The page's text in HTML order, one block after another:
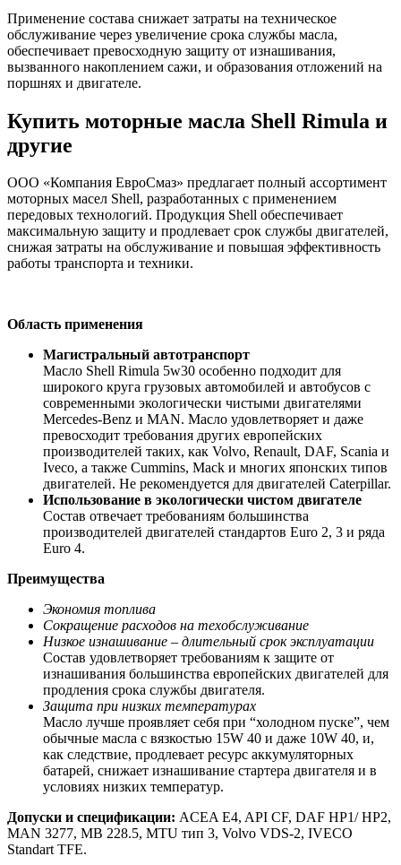
Применение состава снижает затраты на техническое
обслуживание через увеличение срока службы масла,
обеспечивает превосходную защиту от изнашивания,
вызванного накоплением сажи, и образования отложений на
поршнях и двигателе.
Купить моторные масла Shell Rimula и
другие
ООО «Компания ЕвроСмаз» предлагает полный ассортимент
моторных масел Shell, разработанных с применением
передовых технологий. Продукция Shell обеспечивает
максимальную защиту и продлевает срок службы двигателей,
снижая затраты на обслуживание и повышая эффективность
работы транспорта и техники.
Область применения
Магистральный автотранспорт
Масло Shell Rimula 5w30 особенно подходит для
широкого круга грузовых автомобилей и автобусов с
современными экологически чистыми двигателями
Mercedes-Benz и MAN. Масло удовлетворяет и даже
превосходит требования других европейских
производителей таких, как Volvo, Renault, DAF, Scania и
Iveco, а также Cummins, Mack и многих японских типов
двигателей. Не рекомендуется для двигателей Caterpillar.
Использование в экологически чистом двигателе
Состав отвечает требованиям большинства
производителей двигателей стандартов Euro 2, 3 и ряда
Euro 4.
Преимущества
Экономия топлива
Сокращение расходов на техобслуживание
Низкое изнашивание – длительный срок эксплуатации
Состав удовлетворяет требованиям к защите от
изнашивания большинства европейских двигателей для
продления срока службы двигателя.
Защита при низких температурах
Масло лучше проявляет себя при “холодном пуске”, чем
обычные масла с вязкостью 15W 40 и даже 10W 40, и,
как следствие, продлевает ресурс аккумуляторных
батарей, снижает изнашивание стартера двигателя и в
условиях низких температур.
Допуски и спецификации: ACEA E4, API CF, DAF HP1/ HP2,
MAN 3277, MB 228.5, MTU тип 3, Volvo VDS-2, IVECO
Standart TFE.